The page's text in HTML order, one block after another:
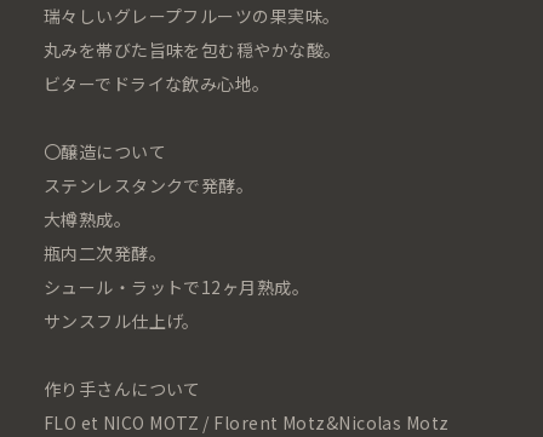
瑞々しいグレープフルーツの果実味。
丸みを帯びた旨味を包む穏やかな酸。
ビターでドライな飲み心地。
〇醸造について
ステンレスタンクで発酵。
大樽熟成。
瓶内二次発酵。
シュール・ラットで12ヶ月熟成。
サンスフル仕上げ。
作り手さんについて
FLO et NICO MOTZ / Florent Motz&Nicolas Motz